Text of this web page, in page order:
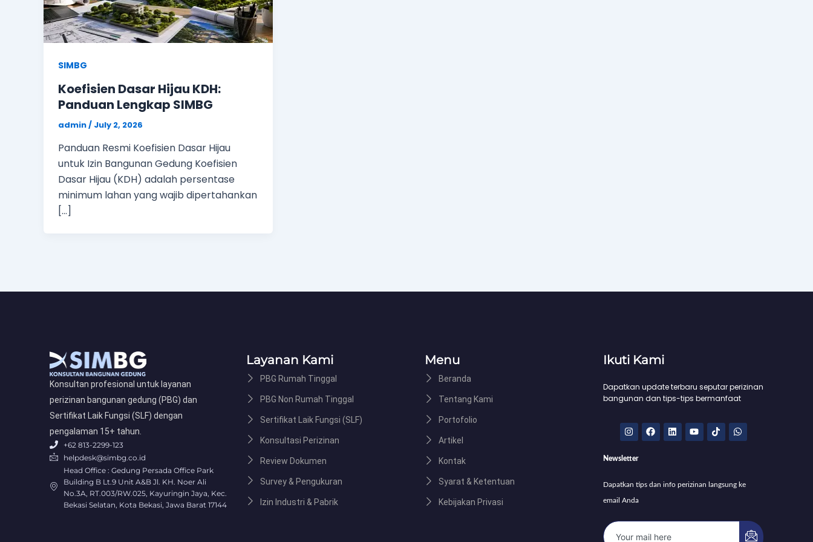
SIMBG
Koefisien Dasar Hijau KDH:
Panduan Lengkap SIMBG
admin/ July 2, 2026
Panduan Resmi Koefisien Dasar Hijau
untuk Izin Bangunan Gedung Koefisien
Dasar Hijau (KDH) adalah persentase
minimum lahan yang wajib dipertahankan
[…]
Konsultan profesional untuk layanan
perizinan bangunan gedung (PBG) dan
Sertifikat Laik Fungsi (SLF) dengan
pengalaman 15+ tahun.
+62 813-2299-123
helpdesk@simbg.co.id
Head Office : Gedung Persada Office Park
Building B Lt.9 Unit A&B Jl. KH. Noer Ali
No.3A, RT.003/RW.025, Kayuringin Jaya, Kec.
Bekasi Selatan, Kota Bekasi, Jawa Barat 17144
Layanan Kami
PBG Rumah Tinggal
PBG Non Rumah Tinggal
Sertifikat Laik Fungsi (SLF)
Konsultasi Perizinan
Review Dokumen
Survey & Pengukuran
Izin Industri & Pabrik
Menu
Beranda
Tentang Kami
Portofolio
Artikel
Kontak
Syarat & Ketentuan
Kebijakan Privasi
Ikuti Kami
Dapatkan update terbaru seputar perizinan
bangunan dan tips-tips bermanfaat
I
n
s
t
a
r
a
m
F
a
c
o
k
L
i
n
i
n
Y
o
u
e
T
i
k
W
h
a
p
p
Newsletter
Dapatkan tips dan info perizinan langsung ke
email Anda